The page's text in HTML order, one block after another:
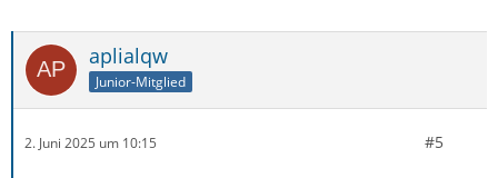
aplialqw
Junior-Mitglied
2. Juni 2025 um 10:15 #5